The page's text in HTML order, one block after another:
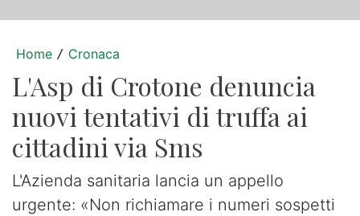
Home / Cronaca
L'Asp di Crotone denuncia
nuovi tentativi di truffa ai
cittadini via Sms
L'Azienda sanitaria lancia un appello
urgente: «Non richiamare i numeri sospetti